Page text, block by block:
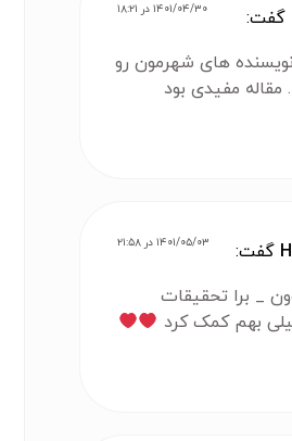
گفت: ۱۴۰۱/۰۴/۳۰ در ۱۸:۲۱
های شهرمون رو
مقاله مفیدی بود
گفت: ۱۴۰۱/۰۵/۰۳ در ۲۱:۵۸
_ برا تحقیقات
بهم کمک کرد